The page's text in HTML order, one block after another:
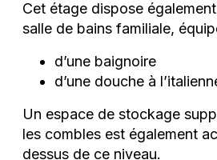
Cet étage dispose
salle de bains familiale,
d’une baignoire
d’une douche à
Un espace de stockage
les combles est également
dessus de ce niveau.